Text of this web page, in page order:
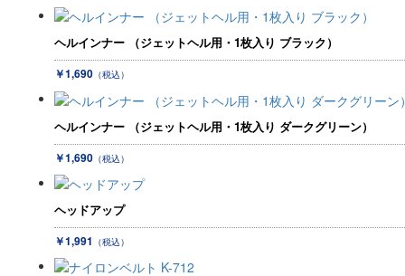
ヘルインナー （ジェットヘル用・1枚入り ブラック）
￥1,690 （税込）
ヘルインナー （ジェットヘル用・1枚入り ダークグリーン）
￥1,690 （税込）
ヘッドアップ
￥1,991 （税込）